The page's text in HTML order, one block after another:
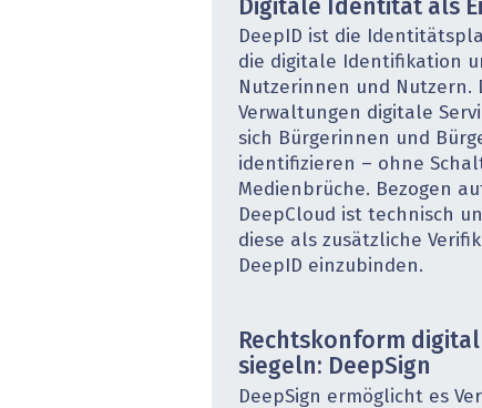
Digitale Identität als
DeepID ist die
die digitale Identifikation
Nutzerinnen und Nutzern.
Verwaltungen digitale
sich Bürgerinnen und
identifizieren – ohne
Medienbrüche. Bezogen
DeepCloud ist technisch
diese als zusätzliche
DeepID einzubinden.
Rechtskonform
siegeln: DeepSign
DeepSign ermöglicht es